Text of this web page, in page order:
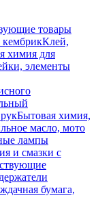
товары
кембрикКлей,
химия для
элементы
Бытовая химия,
масло, мото
лампы
и смазки с
бумага,